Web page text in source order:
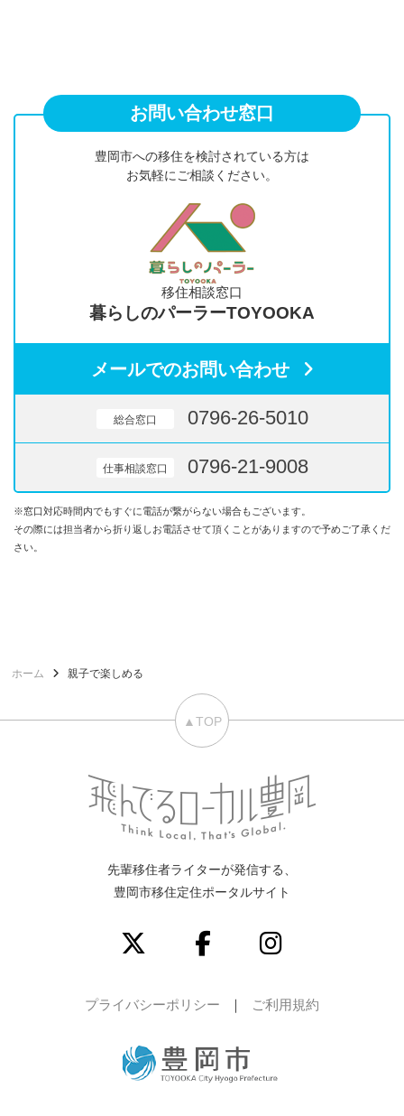
お問い合わせ窓口
豊岡市への移住を検討されている方は
お気軽にご相談ください。
移住相談窓口
暮らしのパーラーTOYOOKA
メールでのお問い合わせ
総合窓口 0796-26-5010
仕事相談窓口 0796-21-9008
※窓口対応時間内でもすぐに電話が繋がらない場合もございます。
その際には担当者から折り返しお電話させて頂くことがありますので予めご了承くだ
さい。
ホーム 親子で楽しめる
先輩移住者ライターが発信する、
豊岡市移住定住ポータルサイト
プライバシーポリシー ご利用規約
▲TOP